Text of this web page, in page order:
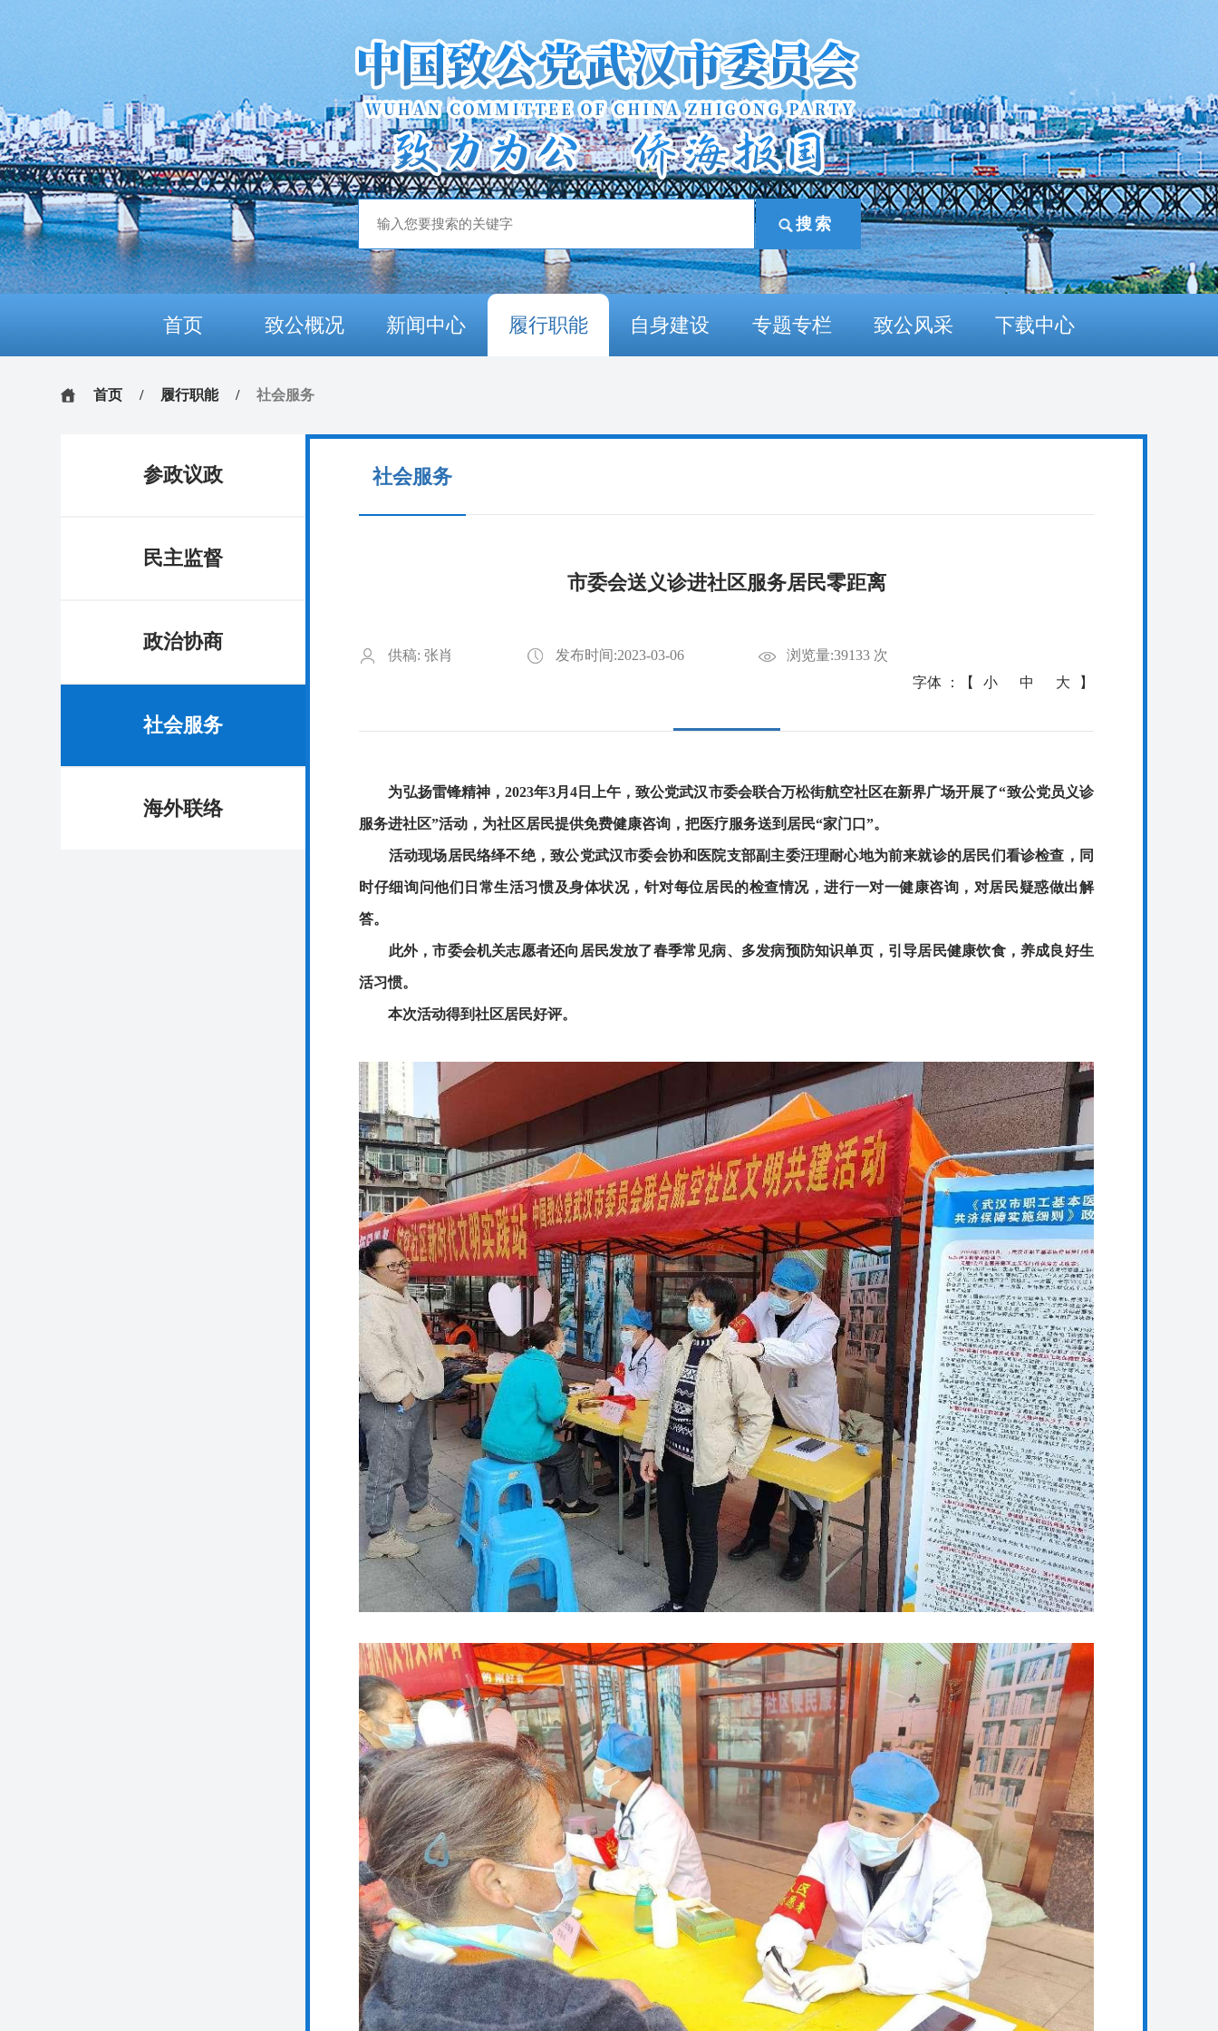
首页 致公概况 新闻中心 履行职能 自身建设 专题专栏 致公风采 下载中心
首页 / 履行职能 / 社会服务
参政议政
民主监督
政治协商
社会服务
海外联络
社会服务
市委会送义诊进社区服务居民零距离
供稿: 张肖 发布时间:2023-03-06
浏览量:39133 次
字体 ：【
小 中 大 】
为弘扬雷锋精神，2023年3月4日上午，致公党武汉市委会联合万松街航空社区在新界广场开展了“致公党员义诊
服务进社区”活动，为社区居民提供免费健康咨询，把医疗服务送到居民“家门口”。
活动现场居民络绎不绝，致公党武汉市委会协和医院支部副主委汪理耐心地为前来就诊的居民们看诊检查，同
时仔细询问他们日常生活习惯及身体状况，针对每位居民的检查情况，进行一对一健康咨询，对居民疑惑做出解
答。
此外，市委会机关志愿者还向居民发放了春季常见病、多发病预防知识单页，引导居民健康饮食，养成良好生
活习惯。
本次活动得到社区居民好评。